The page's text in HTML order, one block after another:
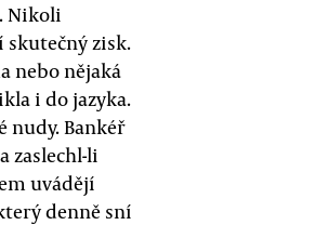
Nikoli
zisk.
nebo nějaká
i do jazyka.
nudy. Bankéř
zaslechl-li
uvádějí
denně sní